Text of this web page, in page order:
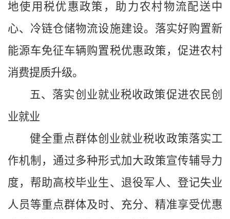
地使用税优惠政策，助力农村物流配送中
心、冷链仓储物流设施建设。落实好购置新
能源车免征车辆购置税优惠政策，促进农村
消费提质升级。
五、落实创业就业税收政策促进农民创
业就业
健全重点群体创业就业税收政策落实工
作机制，通过多种形式加大政策宣传辅导力
度，帮助高校毕业生、退役军人、登记失业
人员等重点群体及时、充分、精准享受优惠